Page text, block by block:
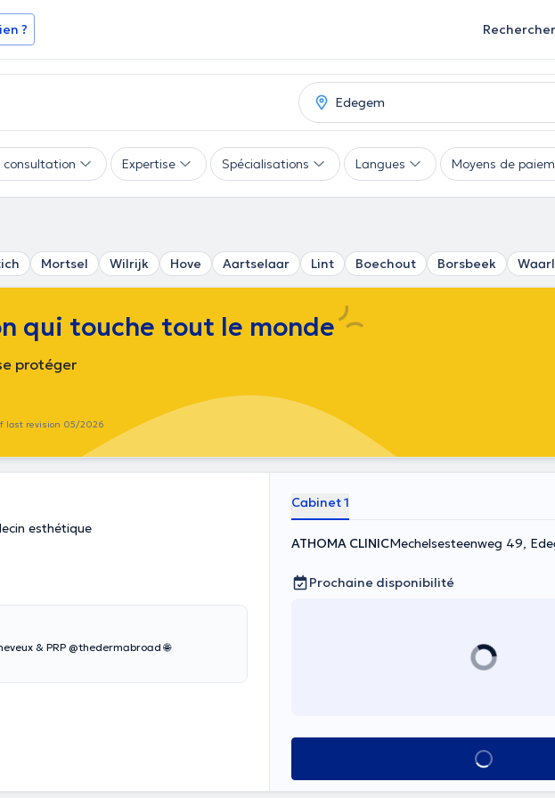
? Rechercher
consultation Expertise Spécialisations Langues Moyens de
Mortsel Wilrijk Hove Aartselaar Lint Boechout Borsbeek
qui touche tout le monde
protéger
last revision 05/2026
esthétique
🌐
Cabinet 1
ATHOMA CLINICMechelsesteenweg 49,
Prochaine disponibilité
Voir tout